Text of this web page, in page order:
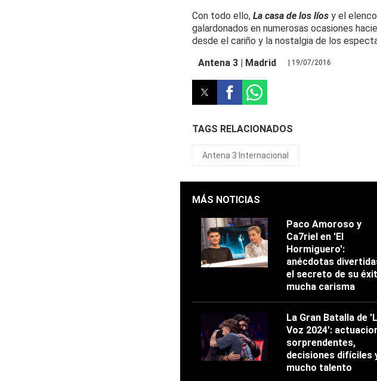
Con todo ello, La casa de los líos y el
galardonados en numerosas ocasiones
desde el cariño y la nostalgia de los
Antena 3 | Madrid
| 19/07/2016
TAGS RELACIONADOS
Antena 3 Internacional
MÁS NOTICIAS
Paco Amoroso y
Ca7riel en 'El
Hormiguero':
anécdotas
el secreto de su
mucha carisma
La Gran Batalla de
Voz 2024':
sorprendentes,
decisiones difíciles
mucho talento